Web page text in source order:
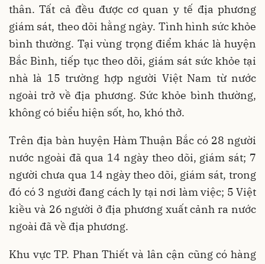
thân. Tất cả đều được cơ quan y tế địa phương
giám sát, theo dõi hằng ngày. Tình hình sức khỏe
bình thường. Tại vùng trọng điểm khác là huyện
Bắc Bình, tiếp tục theo dõi, giám sát sức khỏe tại
nhà là 15 trường hợp người Việt Nam từ nước
ngoài trở về địa phương. Sức khỏe bình thường,
không có biểu hiện sốt, ho, khó thở.
Trên địa bàn huyện Hàm Thuận Bắc có 28 người
nước ngoài đã qua 14 ngày theo dõi, giám sát; 7
người chưa qua 14 ngày theo dõi, giám sát, trong
đó có 3 người đang cách ly tại nơi làm việc; 5 Việt
kiều và 26 người ở địa phương xuất cảnh ra nước
ngoài đã về địa phương.
Khu vực TP. Phan Thiết và lân cận cũng có hàng